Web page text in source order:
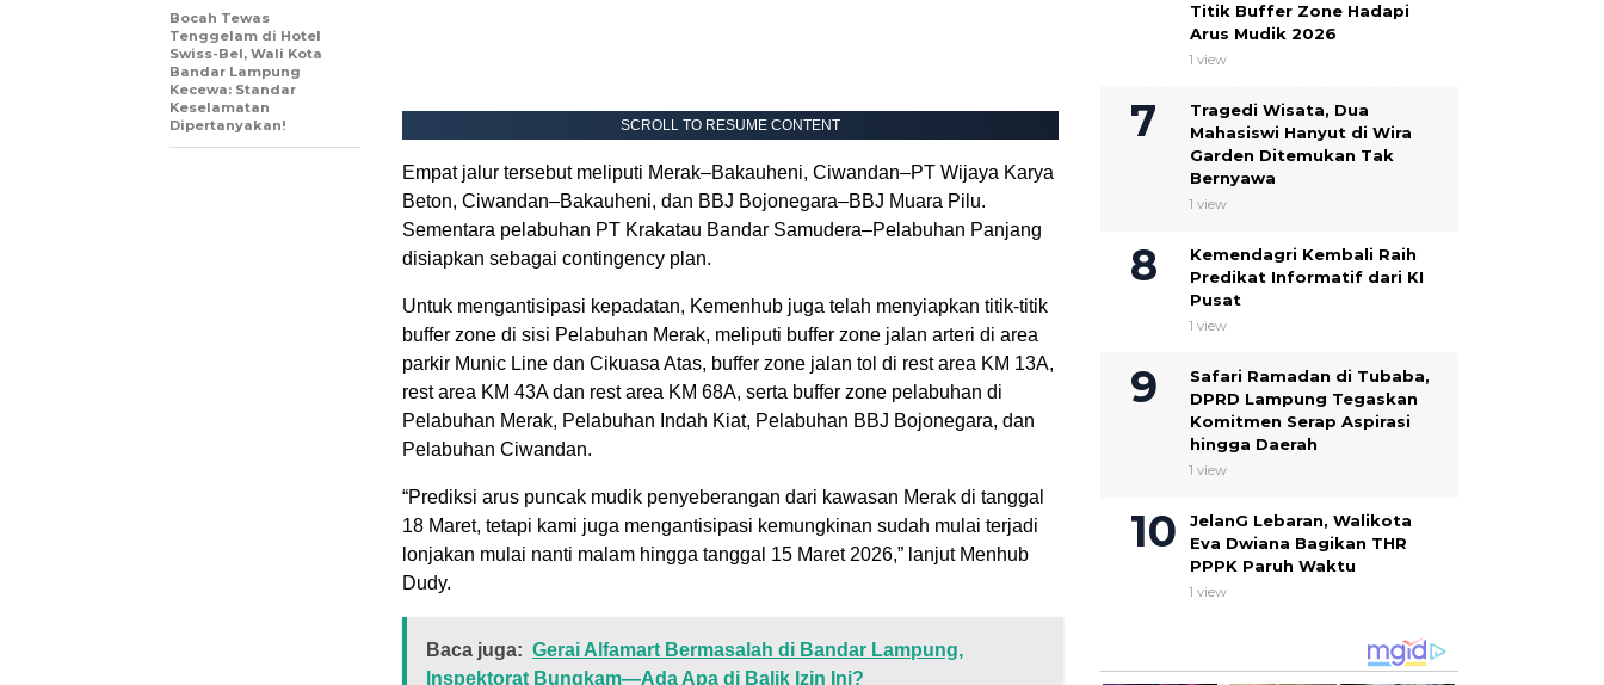
SCROLL TO RESUME CONTENT
Empat jalur tersebut meliputi Merak–Bakauheni, Ciwandan–PT Wijaya Karya
Beton, Ciwandan–Bakauheni, dan BBJ Bojonegara–BBJ Muara Pilu.
Sementara pelabuhan PT Krakatau Bandar Samudera–Pelabuhan Panjang
disiapkan sebagai contingency plan.
Untuk mengantisipasi kepadatan, Kemenhub juga telah menyiapkan titik-titik
buffer zone di sisi Pelabuhan Merak, meliputi buffer zone jalan arteri di area
parkir Munic Line dan Cikuasa Atas, buffer zone jalan tol di rest area KM 13A,
rest area KM 43A dan rest area KM 68A, serta buffer zone pelabuhan di
Pelabuhan Merak, Pelabuhan Indah Kiat, Pelabuhan BBJ Bojonegara, dan
Pelabuhan Ciwandan.
“Prediksi arus puncak mudik penyeberangan dari kawasan Merak di tanggal
18 Maret, tetapi kami juga mengantisipasi kemungkinan sudah mulai terjadi
lonjakan mulai nanti malam hingga tanggal 15 Maret 2026,” lanjut Menhub
Dudy.
Baca juga: Gerai Alfamart Bermasalah di Bandar Lampung,
Inspektorat Bungkam—Ada Apa di Balik Izin Ini?
Bocah Tewas
Tenggelam di Hotel
Swiss-Bel, Wali Kota
Bandar Lampung
Kecewa: Standar
Keselamatan
Dipertanyakan!
Titik Buffer Zone Hadapi
Arus Mudik 2026
1 view
Tragedi Wisata, Dua
Mahasiswi Hanyut di Wira
Garden Ditemukan Tak
Bernyawa
1 view
Kemendagri Kembali Raih
Predikat Informatif dari KI
Pusat
1 view
Safari Ramadan di Tubaba,
DPRD Lampung Tegaskan
Komitmen Serap Aspirasi
hingga Daerah
1 view
JelanG Lebaran, Walikota
Eva Dwiana Bagikan THR
PPPK Paruh Waktu
1 view